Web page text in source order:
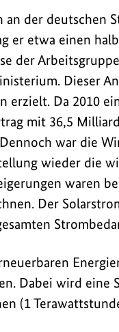
der deutschen
er etwa einen
der
Dieser
erzielt. Da 2010
mit 36,5
war die
wieder die
waren
Der
Dabei wird eine
(1